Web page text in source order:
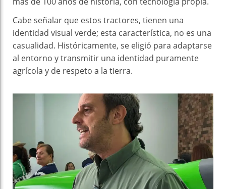
Cabe señalar que estos tractores, tienen una
identidad visual verde; esta característica, no es una
casualidad. Históricamente, se eligió para adaptarse
al entorno y transmitir una identidad puramente
agrícola y de respeto a la tierra.